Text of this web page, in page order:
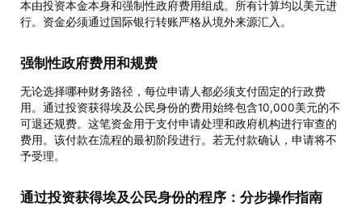
本由投资本金本身和强制性政府费用组成。所有计算均以美元进
行。资金必须通过国际银行转账严格从境外来源汇入。
强制性政府费用和规费
无论选择哪种财务路径，每位申请人都必须支付固定的行政费
用。通过投资获得埃及公民身份的费用始终包含10,000美元的不
可退还规费。这笔资金用于支付申请处理和政府机构进行审查的
费用。该付款在流程的最初阶段进行。若无付款确认，申请将不
予受理。
通过投资获得埃及公民身份的程序：分步操作指南